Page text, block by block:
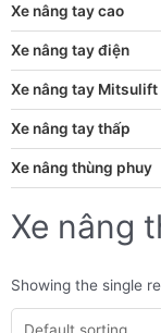
Xe nâng tay cao
Xe nâng tay điện
Xe nâng tay Mitsulift
Xe nâng tay thấp
Xe nâng thùng phuy
Xe nâng
Showing the single